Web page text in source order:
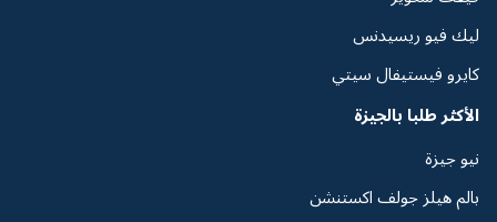
ليك فيو ريسيدنس
كايرو فيستيفال سيتي
الأكثر طلبا بالجيزة
نيو جيزة
بالم هيلز جولف اكستنشن